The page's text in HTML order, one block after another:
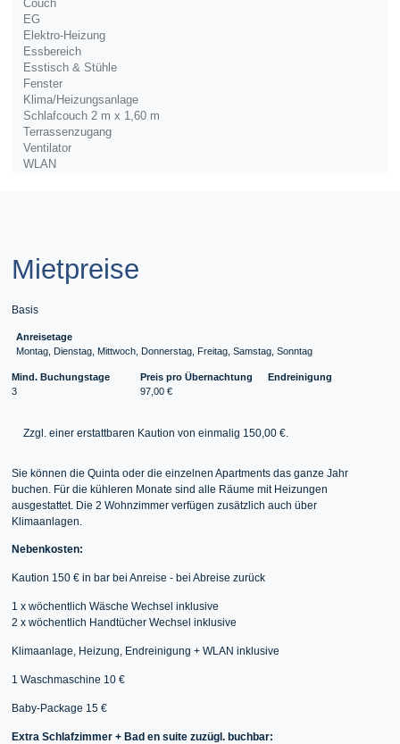
Couch
EG
Elektro-Heizung
Essbereich
Esstisch & Stühle
Fenster
Klima/Heizungsanlage
Schlafcouch 2 m x 1,60 m
Terrassenzugang
Ventilator
WLAN
Mietpreise
Basis
Anreisetage
Montag, Dienstag, Mittwoch, Donnerstag, Freitag, Samstag, Sonntag
Mind. Buchungstage
3
Preis pro Übernachtung
97,00 €
Endreinigung
Zzgl. einer erstattbaren Kaution von einmalig 150,00 €.
Sie können die Quinta oder die einzelnen Apartments das ganze Jahr
buchen. Für die kühleren Monate sind alle Räume mit Heizungen
ausgestattet. Die 2 Wohnzimmer verfügen zusätzlich auch über
Klimaanlagen.
Nebenkosten:
Kaution 150 € in bar bei Anreise - bei Abreise zurück
1 x wöchentlich Wäsche Wechsel inklusive
2 x wöchentlich Handtücher Wechsel inklusive
Klimaanlage, Heizung, Endreinigung + WLAN inklusive
1 Waschmaschine 10 €
Baby-Package 15 €
Extra Schlafzimmer + Bad en suite zuzügl. buchbar: